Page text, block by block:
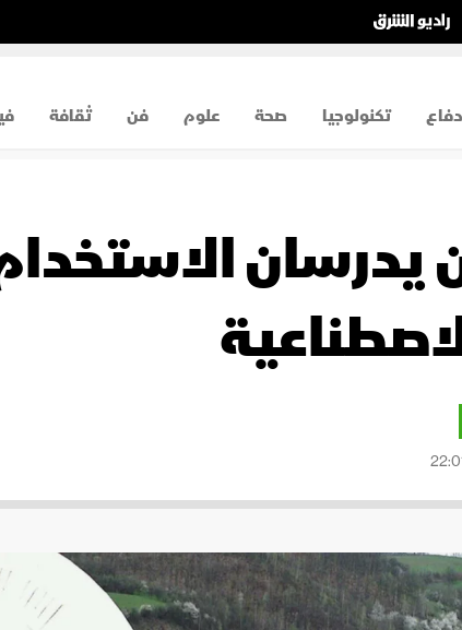
دفاع تكنولوجيا صحة علوم فن ثقافة
يدرسان